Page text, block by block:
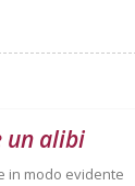
un alibi
in modo evidente